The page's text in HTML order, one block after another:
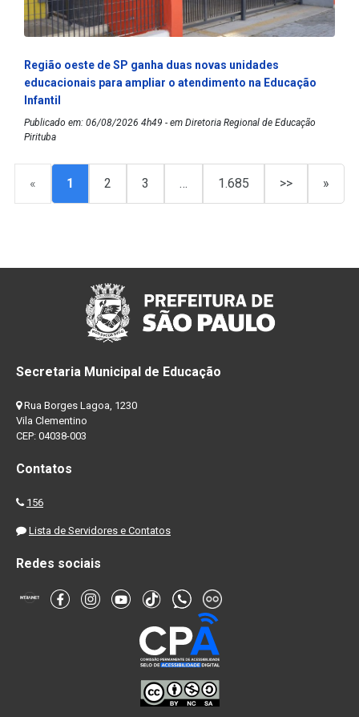
Região oeste de SP ganha duas novas unidades
educacionais para ampliar o atendimento na Educação
Infantil
Publicado em: 06/08/2026 4h49 - em Diretoria Regional de Educação
Pirituba
« 1 2 3 … 1.685 >> »
Secretaria Municipal de Educação
Rua Borges Lagoa, 1230
Vila Clementino
CEP: 04038-003
Contatos
156
Lista de Servidores e Contatos
Redes sociais